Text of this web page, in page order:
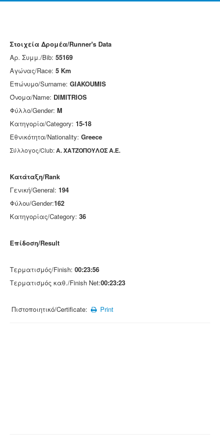
Στοιχεία Δρομέα/Runner's Data
Αρ. Συμμ./Bib: 55169
Αγώνας/Race: 5 Km
Επώνυμο/Surname: GIAKOUMIS
Όνομα/Name: DIMITRIOS
Φύλλο/Gender: M
Κατηγορία/Category: 15-18
Εθνικότητα/Nationality: Greece
Σύλλογος/Club:Α. ΧΑΤΖΟΠΟΥΛΟΣ Α.Ε.
Κατάταξη/Rank
Γενική/General: 194
Φύλου/Gender:162
Κατηγορίας/Category: 36
Επίδοση/Result
Τερματισμός/Finish: 00:23:56
Τερματισμός καθ./Finish Net:00:23:23
Πιστοποιητικό/Certificate: Print